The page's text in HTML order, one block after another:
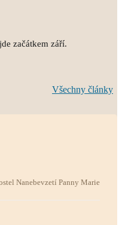
začátkem září.
Všechny články
Nanebevzetí Panny Marie